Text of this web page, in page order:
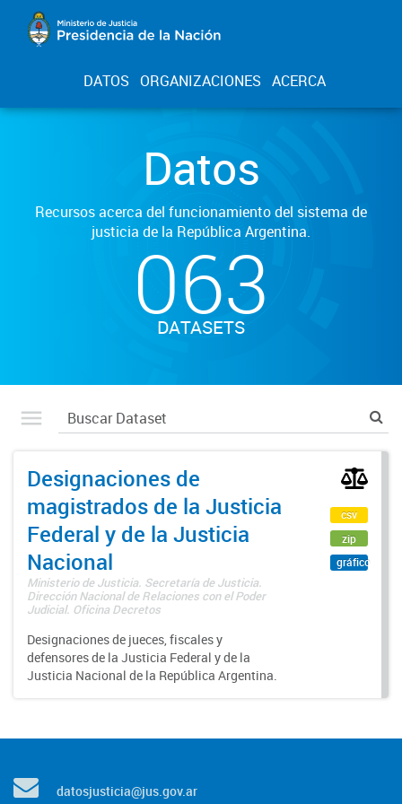
DATOS ORGANIZACIONES ACERCA
Datos
Recursos acerca del funcionamiento del sistema de
justicia de la República Argentina.
063
DATASETS
Designaciones de
magistrados de la Justicia
Federal y de la Justicia
Nacional
Ministerio de Justicia. Secretaría de Justicia.
Dirección Nacional de Relaciones con el Poder
Judicial. Oficina Decretos
Designaciones de jueces, fiscales y
defensores de la Justicia Federal y de la
Justicia Nacional de la República Argentina.
csv
zip
gráfico
datosjusticia@jus.gov.ar